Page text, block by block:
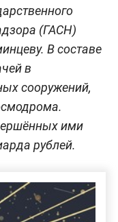
(ГАСН)
В составе
в
сооружений,
ими
рублей.